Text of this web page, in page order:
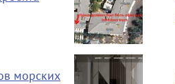
морских